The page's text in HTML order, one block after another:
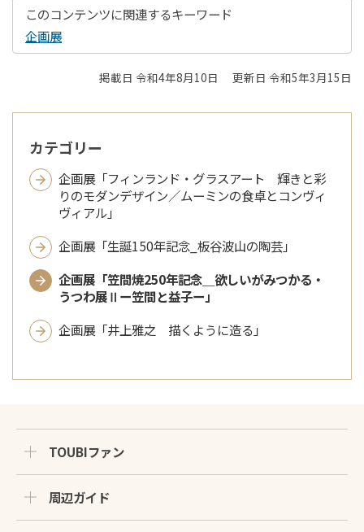
このコンテンツに関連するキーワード
企画展
掲載日 令和4年8月10日 更新日 令和5年3月15日
カテゴリー
企画展「フィンランド・グラスアート 輝きと彩
りのモダンデザイン／ムーミンの食卓とコンヴィ
ヴィアル」
企画展「生誕150年記念_板谷波山の陶芸」
企画展「笠間焼250年記念＿欲しいがみつかる・
うつわ展Ⅱー笠間と益子ー」
企画展「井上雅之 描くように造る」
TOUBIファン
周辺ガイド